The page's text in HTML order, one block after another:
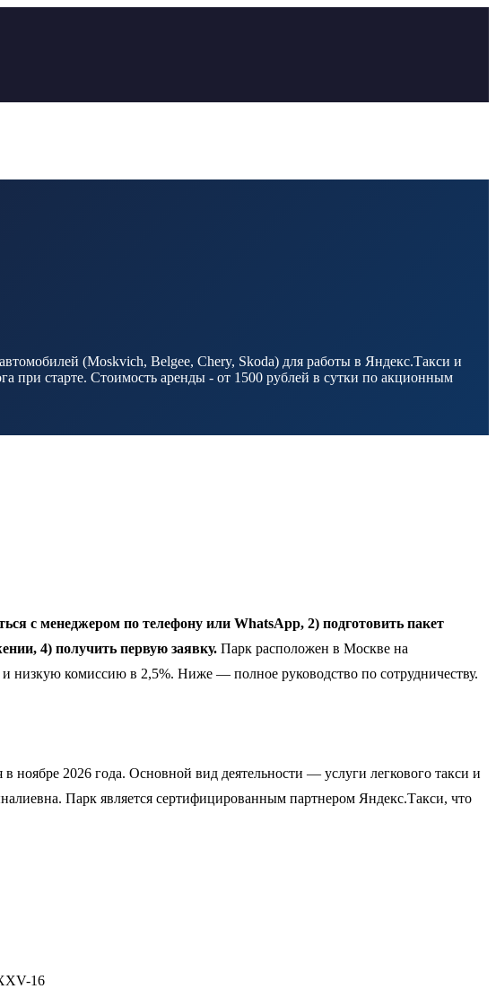
(Moskvich, Belgee, Chery, Skoda) для работы в Яндекс.Такси и
при старте. Стоимость аренды - от 1500 рублей в сутки по акционным
с менеджером по телефону или WhatsApp, 2) подготовить пакет
4) получить первую заявку. Парк расположен в Москве на
низкую комиссию в 2,5%. Ниже — полное руководство по сотрудничеству.
2026 года. Основной вид деятельности — услуги легкового такси и
Парк является сертифицированным партнером Яндекс.Такси, что
16